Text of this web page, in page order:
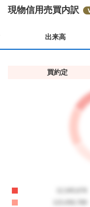
6
現物信用売買内訳
出来高
買約定